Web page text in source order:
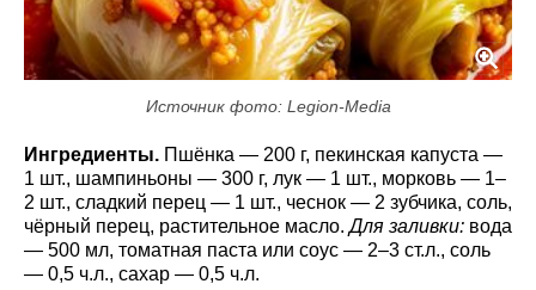
Источник фото: Legion-Media
Ингредиенты. Пшёнка — 200 г, пекинская капуста —
1 шт., шампиньоны — 300 г, лук — 1 шт., морковь — 1–
2 шт., сладкий перец — 1 шт., чеснок — 2 зубчика, соль,
чёрный перец, растительное масло.Для заливки: вода
— 500 мл, томатная паста или соус — 2–3 ст.л., соль
— 0,5 ч.л., сахар — 0,5 ч.л.